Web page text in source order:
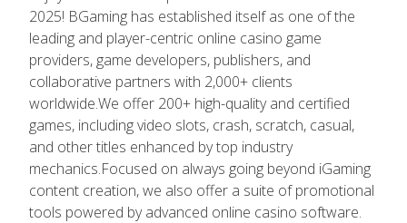
2025! BGaming has established itself as one of the
leading and player-centric online casino game
providers, game developers, publishers, and
collaborative partners with 2,000+ clients
worldwide.We offer 200+ high-quality and certified
games, including video slots, crash, scratch, casual,
and other titles enhanced by top industry
mechanics.Focused on always going beyond iGaming
content creation, we also offer a suite of promotional
tools powered by advanced online casino software.